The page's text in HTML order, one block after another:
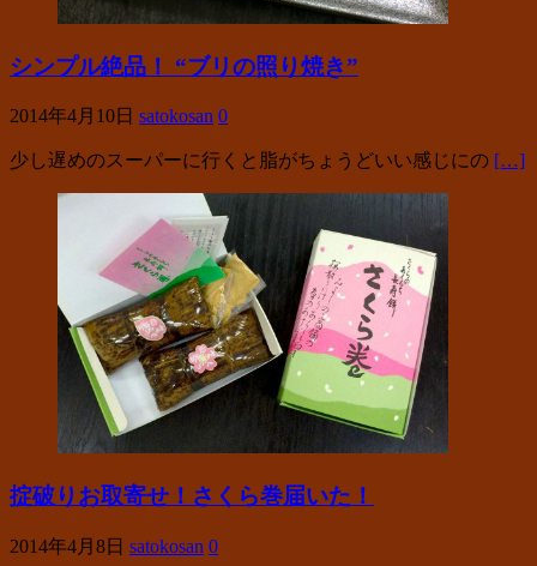
シンプル絶品！ “ブリの照り焼き”
2014年4月10日 satokosan 0
少し遅めのスーパーに行くと脂がちょうどいい感じにの […]
掟破りお取寄せ！さくら巻届いた！
2014年4月8日 satokosan 0